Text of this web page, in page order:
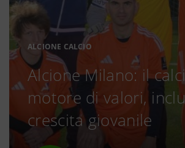
ALCIONE CALCIO
Alcione Milano: il
motore di valori,
crescita giovanile